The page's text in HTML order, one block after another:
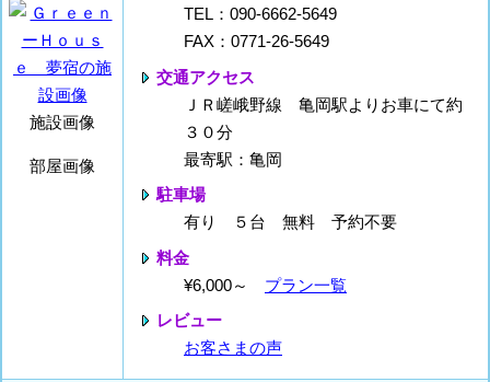
施設画像
部屋画像
TEL：090-6662-5649
FAX：0771-26-5649
交通アクセス
ＪＲ嵯峨野線 亀岡駅よりお車にて約
３０分
最寄駅：亀岡
駐車場
有り ５台 無料 予約不要
料金
¥6,000～ プラン一覧
レビュー
お客さまの声